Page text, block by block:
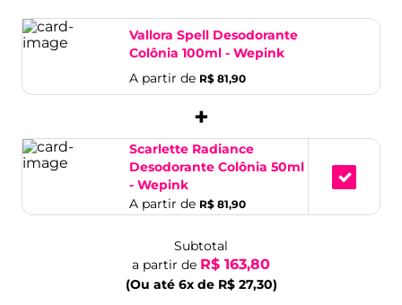
Vallora Spell Desodorante
Colônia 100ml - Wepink
A partir de R$ 81,90
+
Scarlette Radiance
Desodorante Colônia 50ml
- Wepink
A partir de R$ 81,90
Subtotal
a partir de R$ 163,80
(Ou até 6x de R$ 27,30)